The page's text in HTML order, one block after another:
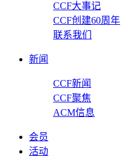
CCF大事记
CCF创建60周年
联系我们
新闻
CCF新闻
CCF聚焦
ACM信息
会员
活动